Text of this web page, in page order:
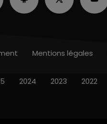
Mentions légales
2024 2023 2022